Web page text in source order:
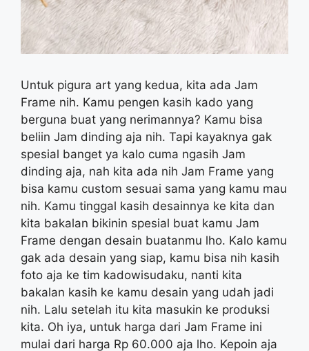
Untuk pigura art yang kedua, kita ada Jam
Frame nih. Kamu pengen kasih kado yang
berguna buat yang nerimannya? Kamu bisa
beliin Jam dinding aja nih. Tapi kayaknya gak
spesial banget ya kalo cuma ngasih Jam
dinding aja, nah kita ada nih Jam Frame yang
bisa kamu custom sesuai sama yang kamu mau
nih. Kamu tinggal kasih desainnya ke kita dan
kita bakalan bikinin spesial buat kamu Jam
Frame dengan desain buatanmu lho. Kalo kamu
gak ada desain yang siap, kamu bisa nih kasih
foto aja ke tim kadowisudaku, nanti kita
bakalan kasih ke kamu desain yang udah jadi
nih. Lalu setelah itu kita masukin ke produksi
kita. Oh iya, untuk harga dari Jam Frame ini
mulai dari harga Rp 60.000 aja lho. Kepoin aja